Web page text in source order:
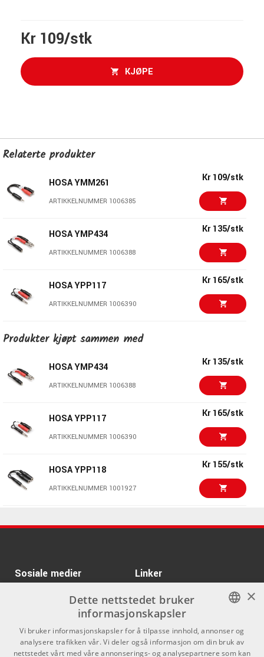
Kr 109/stk
KJØPE
Relaterte produkter
HOSA YMM261
ARTIKKELNUMMER 1006385
Kr 109/stk
HOSA YMP434
ARTIKKELNUMMER 1006388
Kr 135/stk
HOSA YPP117
ARTIKKELNUMMER 1006390
Kr 165/stk
HOSA YPP136
HOSA YXM121 Kr 225/stk
HOSA YXF119 Kr 199/stk
HOSA YPP106 Kr 109/stk
Produkter kjøpt sammen med
HOSA YMP434
ARTIKKELNUMMER 1006388
Kr 135/stk
HOSA YPP117
ARTIKKELNUMMER 1006390
Kr 165/stk
HOSA YPP118
ARTIKKELNUMMER 1001927
Kr 155/stk
HOSA YPP136
ARTIKKELNUMMER 1021307
Sosiale medier Linker
Om Oss
Kontakt oss
Kjøpsvilkår
NORWEGIAN
×
Dette nettstedet bruker
informasjonskapsler
Vi bruker informasjonskapsler for å tilpasse innhold, annonser og
analysere trafikken vår. Vi deler også informasjon om din bruk av
nettstedet vårt med våre annonserings- og analysepartnere som kan